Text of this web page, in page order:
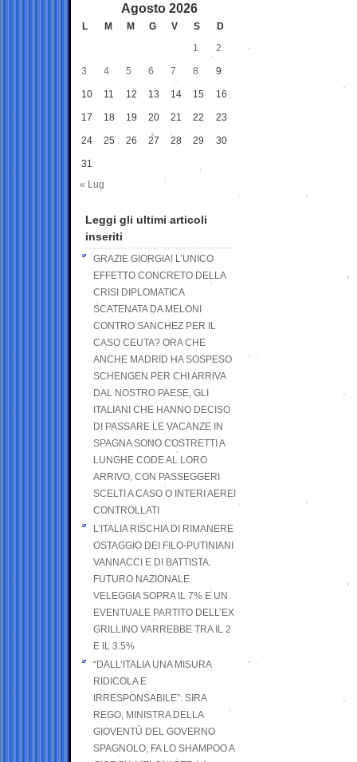
Agosto 2026
L M M G V S
D
1
2
3 4 5 6 7 8 9
10 11 12 13 14 15 16
17 18 19 20 21 22 23
24 25 26 27 28 29 30
31
« Lug
Leggi gli ultimi articoli
inseriti
GRAZIE GIORGIA! L’UNICO
EFFETTO CONCRETO DELLA
CRISI DIPLOMATICA
SCATENATA DA MELONI
CONTRO SANCHEZ PER IL
CASO CEUTA? ORA CHE
ANCHE MADRID HA SOSPESO
SCHENGEN PER CHI ARRIVA
DAL NOSTRO PAESE, GLI
ITALIANI CHE HANNO DECISO
DI PASSARE LE VACANZE IN
SPAGNA SONO COSTRETTI A
LUNGHE CODE AL LORO
ARRIVO, CON PASSEGGERI
SCELTI A CASO O INTERI AEREI
CONTROLLATI
L’ITALIA RISCHIA DI RIMANERE
OSTAGGIO DEI FILO-PUTINIANI
VANNACCI E DI BATTISTA.
FUTURO NAZIONALE
VELEGGIA SOPRA IL 7% E UN
EVENTUALE PARTITO DELL’EX
GRILLINO VARREBBE TRA IL 2
E IL 3.5%
“DALL’ITALIA UNA MISURA
RIDICOLA E
IRRESPONSABILE”: SIRA
REGO, MINISTRA DELLA
GIOVENTÙ DEL GOVERNO
SPAGNOLO, FA LO SHAMPOO A